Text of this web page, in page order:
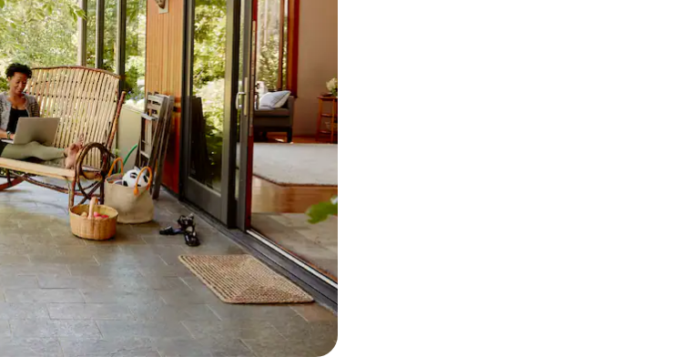
prema gore i prema dolje, kao i dodirom ili prelaskom prstom po zaslonu.